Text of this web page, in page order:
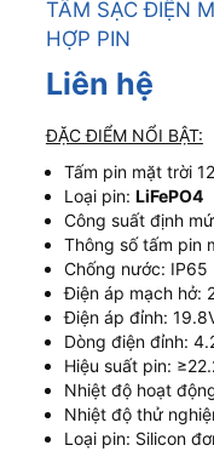
TẤM SẠC ĐIỆN
HỢP PIN
Liên hệ
ĐẶC ĐIỂM NỔI BẬT:
Tấm pin mặt trời
Loại pin: LiFePO4
Công suất định
Thông số tấm pin
Chống nước: IP65
Điện áp mạch hở:
Điện áp đỉnh:
Dòng điện đỉnh:
Hiệu suất pin:
Nhiệt độ hoạt
Nhiệt độ thử
Loại pin: Silicon